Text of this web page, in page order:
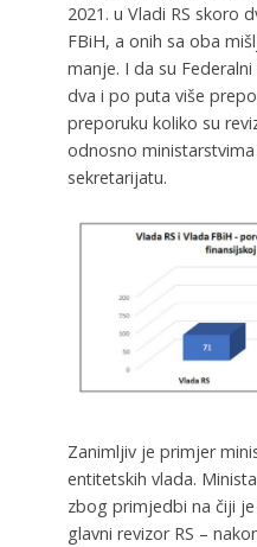
2021. u Vladi RS skoro
FBiH, a onih sa oba
manje. I da su
dva i po puta više
preporuku koliko su
odnosno
sekretarijatu.
Zanimljiv je primjer
entitetskih vlada.
zbog primjedbi na čiji
glavni revizor RS –